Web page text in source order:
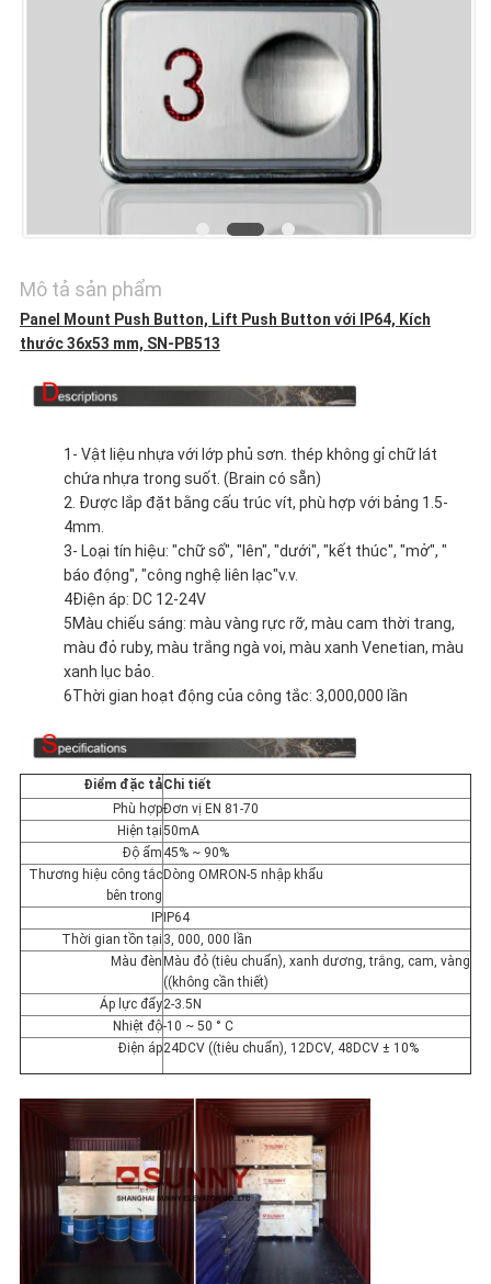
CÁC
TRƯỜNG
TRANG
WEB
PRIVACY
POLICY
Mô tả sản phẩm
Panel Mount Push Button, Lift Push Button với IP64, Kích
thước 36x53 mm, SN-PB513
1- Vật liệu nhựa với lớp phủ sơn. thép không gỉ chữ lát
chứa nhựa trong suốt. (Brain có sẵn)
2. Được lắp đặt bằng cấu trúc vít, phù hợp với bảng 1.5-
4mm.
3- Loại tín hiệu: "chữ số", "lên", "dưới", "kết thúc", "mở", "
báo động", "công nghệ liên lạc"v.v.
4Điện áp: DC 12-24V
5Màu chiếu sáng: màu vàng rực rỡ, màu cam thời trang,
màu đỏ ruby, màu trắng ngà voi, màu xanh Venetian, màu
xanh lục bảo.
6Thời gian hoạt động của công tắc: 3,000,000 lần
Điểm đặc tảChi tiết
Phù hợpĐơn vị EN 81-70
Hiện tại50mA
Độ ẩm 45% ~ 90%
Thương hiệu công tắc
bên trong
Dòng OMRON-5 nhập khẩu
IP IP64
Thời gian tồn tại 3, 000, 000 lần
Màu đèn Màu đỏ (tiêu chuẩn), xanh dương, trắng, cam, vàng
((không cần thiết)
Áp lực đẩy2-3.5N
Nhiệt độ-10 ~ 50 ° C
Điện áp24DCV ((tiêu chuẩn), 12DCV, 48DCV ± 10%